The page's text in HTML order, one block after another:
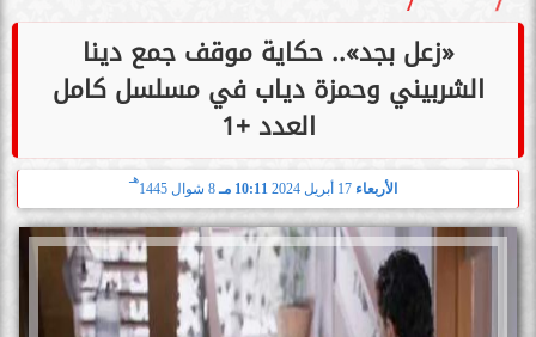
«زعل بجد».. حكاية موقف جمع دينا
الشربيني وحمزة دياب في مسلسل كامل
العدد +1
الأربعاء 10:11 مـ 8 شوال 1445
هـ